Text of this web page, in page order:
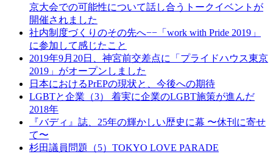
京大会での可能性について話し合うトークイベントが
開催されました
社内制度づくりのその先へ−−「work with Pride 2019」
に参加して感じたこと
2019年9月20日、神宮前交差点に「プライドハウス東京
2019」がオープンしました
日本におけるPrEPの現状と、今後への期待
LGBTと企業（3） 着実に企業のLGBT施策が進んだ
2018年
『バディ』誌、25年の輝かしい歴史に幕 〜休刊に寄せ
て〜
杉田議員問題（5）TOKYO LOVE PARADE